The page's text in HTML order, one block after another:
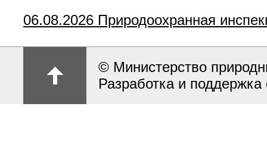
06.08.2026 Природоохранная
© Министерство
Разработка и